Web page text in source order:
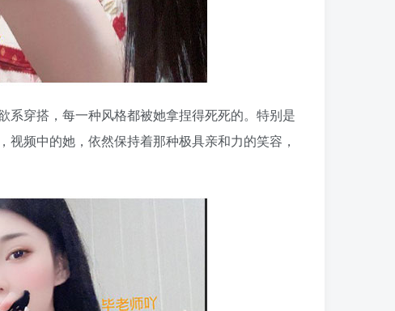
穿搭，每一种风格都被她拿捏得死死的。特别是
频中的她，依然保持着那种极具亲和力的笑容，